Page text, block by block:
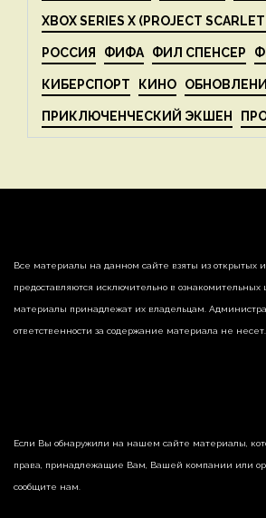
XBOX SERIES X (PROJECT
РОССИЯ ФИФА ФИЛ СПЕНСЕР
КИБЕРСПОРТ КИНО
ПРИКЛЮЧЕНЧЕСКИЙ ЭКШЕН
Все материалы на данном сайте взяты из открытых
предоставляются исключительно в ознакомительных
материалы принадлежат их владельцам.
ответственности за содержание материала не несет.
Если Вы обнаружили на нашем сайте материалы,
права, принадлежащие Вам, Вашей компании или
сообщите нам.